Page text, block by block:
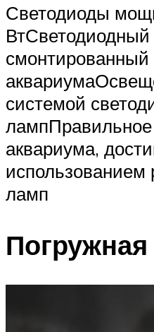
Светодиоды
ВтСветодиодный
системой
аквариума,
использованием
ламп
Погружная